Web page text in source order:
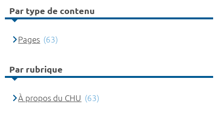
Par type de contenu
Pages (63)
Par rubrique
À propos du CHU (63)